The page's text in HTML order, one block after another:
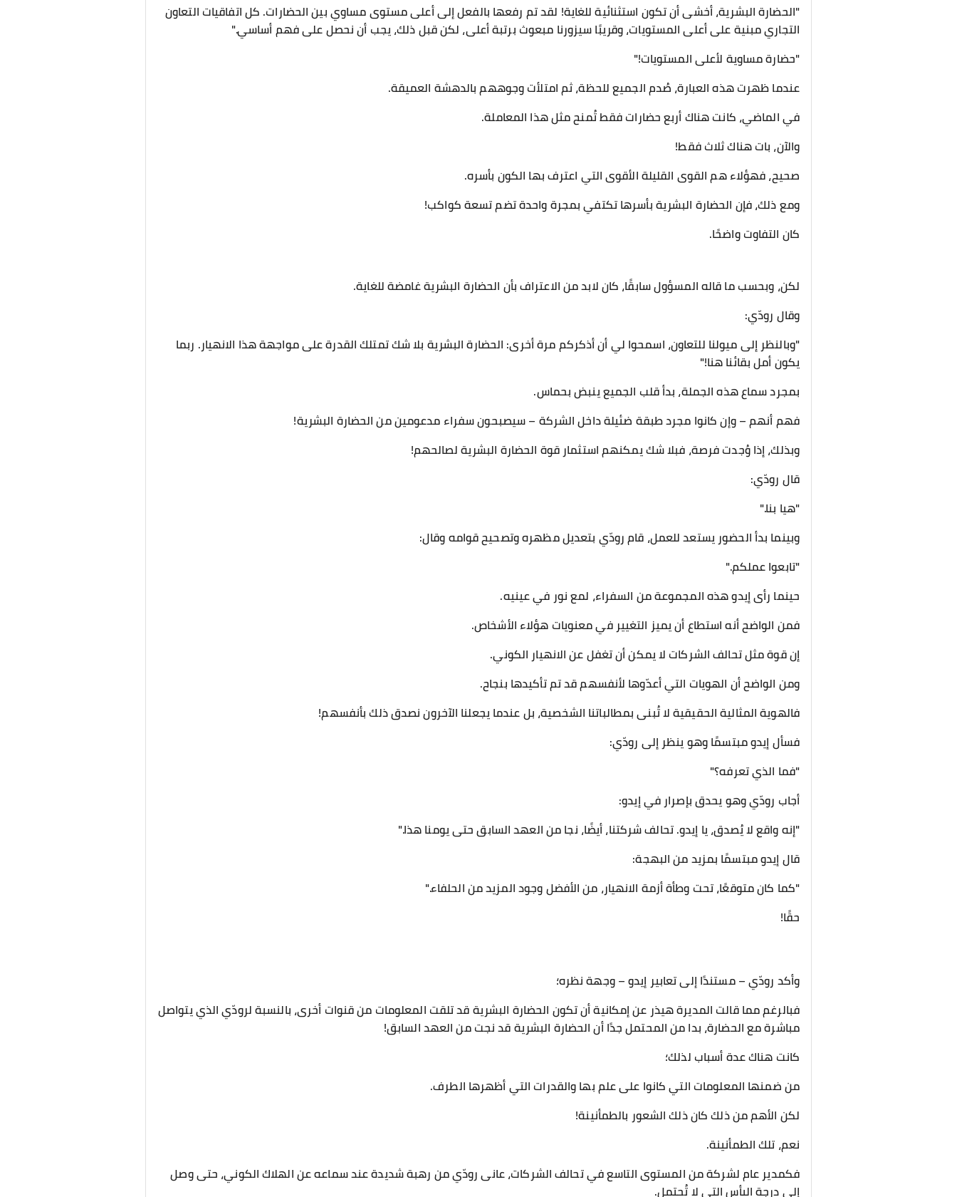
"الحضارة البشرية، أخشى أن تكون استثنائية للغاية! لقد تم رفعها بالفعل إلى أعلى مستوى مساوي بين الحضارات. كل اتفاقيات التعاون
التجاري مبنية على أعلى المستويات، وقريبًا سيزورنا مبعوث برتبة أعلى، لكن قبل ذلك، يجب أن نحصل على فهم أساسي."
"حضارة مساوية لأعلى المستويات!"
عندما ظهرت هذه العبارة، صُدم الجميع للحظة، ثم امتلأت وجوههم بالدهشة العميقة.
في الماضي، كانت هناك أربع حضارات فقط تُمنح مثل هذا المعاملة.
والآن، بات هناك ثلاث فقط!
صحيح، فهؤلاء هم القوى القليلة الأقوى التي اعترف بها الكون بأسره.
ومع ذلك، فإن الحضارة البشرية بأسرها تكتفي بمجرة واحدة تضم تسعة كواكب!
كان التفاوت واضحًا.
لكن، وبحسب ما قاله المسؤول سابقًا، كان لابد من الاعتراف بأن الحضارة البشرية غامضة للغاية.
وقال رودّي:
"وبالنظر إلى ميولنا للتعاون، اسمحوا لي أن أذكركم مرة أخرى: الحضارة البشرية بلا شك تمتلك القدرة على مواجهة هذا الانهيار. ربما
يكون أمل بقائنا هنا!"
بمجرد سماع هذه الجملة، بدأ قلب الجميع ينبض بحماس.
فهم أنهم – وإن كانوا مجرد طبقة ضئيلة داخل الشركة – سيصبحون سفراء مدعومين من الحضارة البشرية!
وبذلك، إذا وُجدت فرصة، فبلا شك يمكنهم استثمار قوة الحضارة البشرية لصالحهم!
قال رودّي:
"هيا بنا."
وبينما بدأ الحضور يستعد للعمل، قام رودّي بتعديل مظهره وتصحيح قوامه وقال:
"تابعوا عملكم."
حينما رأى إيدو هذه المجموعة من السفراء، لمع نور في عينيه.
فمن الواضح أنه استطاع أن يميز التغيير في معنويات هؤلاء الأشخاص.
إن قوة مثل تحالف الشركات لا يمكن أن تغفل عن الانهيار الكوني.
ومن الواضح أن الهويات التي أعدّوها لأنفسهم قد تم تأكيدها بنجاح.
فالهوية المثالية الحقيقية لا تُبنى بمطالباتنا الشخصية، بل عندما يجعلنا الآخرون نصدق ذلك بأنفسهم!
فسأل إيدو مبتسمًا وهو ينظر إلى رودّي:
"فما الذي تعرفه؟"
أجاب رودّي وهو يحدق بإصرار في إيدو:
"إنه واقع لا يُصدق، يا إيدو. تحالف شركتنا، أيضًا، نجا من العهد السابق حتى يومنا هذا."
قال إيدو مبتسمًا بمزيد من البهجة:
"كما كان متوقعًا، تحت وطأة أزمة الانهيار، من الأفضل وجود المزيد من الحلفاء."
حقًا!
وأكد رودّي – مستندًا إلى تعابير إيدو – وجهة نظره؛
فبالرغم مما قالت المديرة هيذر عن إمكانية أن تكون الحضارة البشرية قد تلقت المعلومات من قنوات أخرى، بالنسبة لرودّي الذي يتواصل
مباشرة مع الحضارة، بدا من المحتمل جدًا أن الحضارة البشرية قد نجت من العهد السابق!
كانت هناك عدة أسباب لذلك؛
من ضمنها المعلومات التي كانوا على علم بها والقدرات التي أظهرها الطرف.
لكن الأهم من ذلك كان ذلك الشعور بالطمأنينة!
نعم، تلك الطمأنينة.
فكمدير عام لشركة من المستوى التاسع في تحالف الشركات، عانى رودّي من رهبة شديدة عند سماعه عن الهلاك الكوني، حتى وصل
إلى درجة اليأس التي لا تُحتمل.